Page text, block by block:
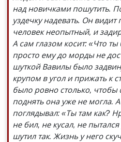
над новичками пошутить.
уздечку надевать. Он
человек неопытный, и
А сам глазом косит: «Что
просто ему до морды не
шуткой Вавилы было
крупом в угол и прижать к
было ровно столько, чтобы
поднять она уже не могла.
поглядывал: «Ты там как?
не бил, не кусал, не
шутил так. Жизнь у него